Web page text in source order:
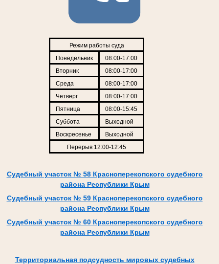
Режим работы суда
Понедельник
08:00-17:00
Вторник
08:00-17:00
Среда
08:00-17:00
Четверг
08:00-17:00
Пятница
08:00-15:45
Суббота
Выходной
Воскресенье
Выходной
Перерыв 12:00-12:45
Судебный участок № 58 Красноперекопского судебного
района Республики Крым
Судебный участок № 59 Красноперекопского судебного
района Республики Крым
Судебный участок № 60 Красноперекопского судебного
района Республики Крым
Территориальная подсудность мировых судебных